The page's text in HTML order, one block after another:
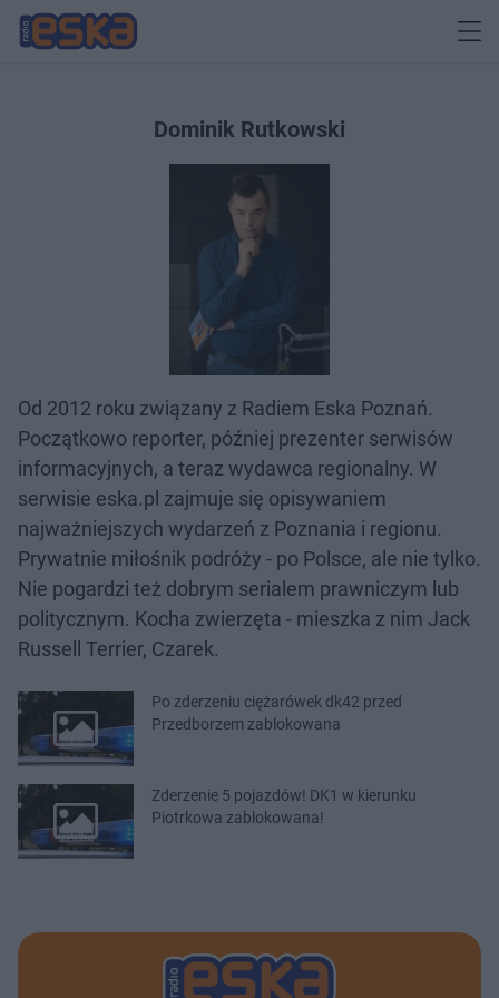
Dominik Rutkowski
Od 2012 roku związany z Radiem Eska Poznań.
Początkowo reporter, później prezenter serwisów
informacyjnych, a teraz wydawca regionalny. W
serwisie eska.pl zajmuje się opisywaniem
najważniejszych wydarzeń z Poznania i regionu.
Prywatnie miłośnik podróży - po Polsce, ale nie tylko.
Nie pogardzi też dobrym serialem prawniczym lub
politycznym. Kocha zwierzęta - mieszka z nim Jack
Russell Terrier, Czarek.
Po zderzeniu ciężarówek dk42 przed
Przedborzem zablokowana
Zderzenie 5 pojazdów! DK1 w kierunku
Piotrkowa zablokowana!